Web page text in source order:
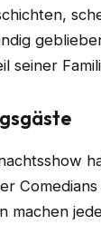
seiner
machen